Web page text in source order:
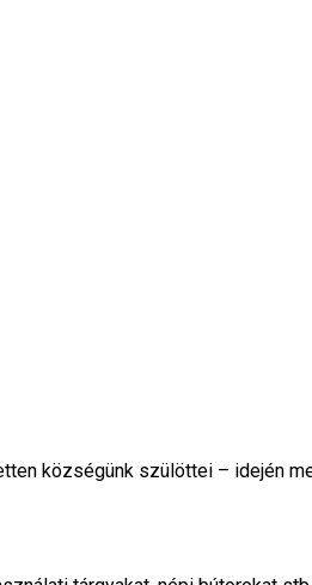
községünk szülöttei – idején